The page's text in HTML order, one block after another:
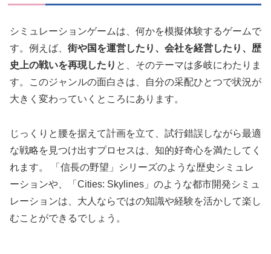
シミュレーションゲームは、何かを模擬体験するゲームで
す。例えば、 街や国を運営したり、会社を経営したり、歴
史上の戦いを再現したり と、そのテーマは多岐にわたりま
す。このジャンルの面白さは、自分の采配ひとつで状況が
大きく変わっていくところにあります。
じっくりと腰を据えて計画を立て、試行錯誤しながら最適
な戦略を見つけ出すプロセスは、知的好奇心を満たしてく
れます。 「信長の野望」シリーズのような歴史シミュレ
ーションや、「Cities: Skylines」のような都市開発シミュ
レーションは、大人ならではの知識や経験を活かして楽し
むことができるでしょう。